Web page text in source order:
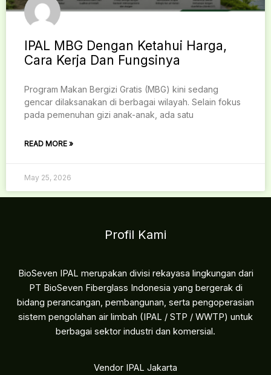
IPAL MBG Dengan Ketahui Harga,
Cara Kerja Dan Fungsinya
Program Makan Bergizi Gratis (MBG) kini sedang
gencar dilaksanakan di berbagai wilayah. Selain fokus
pada pemenuhan gizi anak-anak, ada satu
READ MORE »
May 25, 2026
Profil Kami
BioSeven IPAL merupakan divisi rekayasa lingkungan dari
PT BioSeven Fiberglass Indonesia yang bergerak di
bidang perancangan, pembangunan, serta pengoperasian
sistem pengolahan air limbah (IPAL / STP / WWTP) untuk
berbagai sektor industri dan komersial.
Vendor IPAL Jakarta